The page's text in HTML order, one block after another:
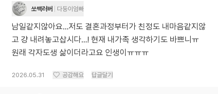
쏘맥러버 다둥이엄빠
남일같지않아요...저도 결혼과정부터가 친정도 내마음같지않
고 걍 내려놓고삽시다...! 현재 내가족 생각하기도 바쁘니ㅠ
원래 각자도생 삶이더라고요 인생이ㅠㅠㅠ
2026.05.31 공감해요 답글달기